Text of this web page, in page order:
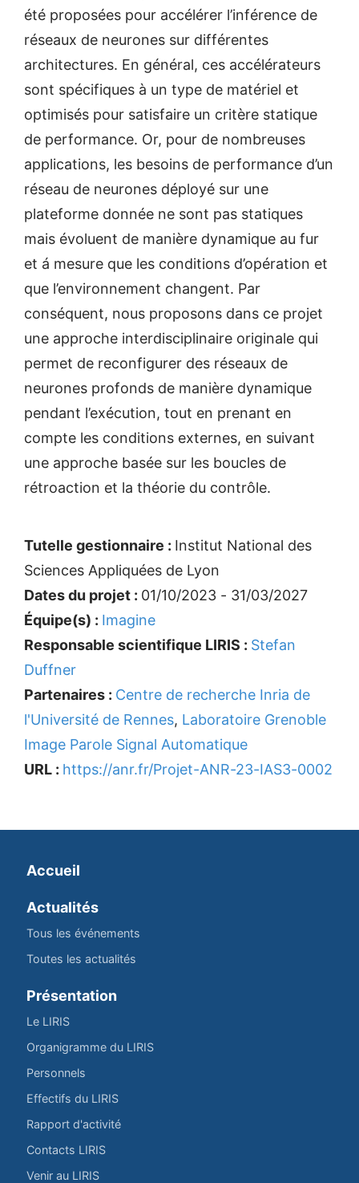
été proposées pour accélérer l’inférence de
réseaux de neurones sur différentes
architectures. En général, ces accélérateurs
sont spécifiques à un type de matériel et
optimisés pour satisfaire un critère statique
de performance. Or, pour de nombreuses
applications, les besoins de performance d’un
réseau de neurones déployé sur une
plateforme donnée ne sont pas statiques
mais évoluent de manière dynamique au fur
et á mesure que les conditions d’opération et
que l’environnement changent. Par
conséquent, nous proposons dans ce projet
une approche interdisciplinaire originale qui
permet de reconfigurer des réseaux de
neurones profonds de manière dynamique
pendant l’exécution, tout en prenant en
compte les conditions externes, en suivant
une approche basée sur les boucles de
rétroaction et la théorie du contrôle.
Tutelle gestionnaire : Institut National des
Sciences Appliquées de Lyon
Dates du projet : 01/10/2023 - 31/03/2027
Équipe(s) : Imagine
Responsable scientifique LIRIS : Stefan
Duffner
Partenaires : Centre de recherche Inria de
l'Université de Rennes, Laboratoire Grenoble
Image Parole Signal Automatique
URL : https://anr.fr/Projet-ANR-23-IAS3-0002
Accueil
Actualités
Tous les événements
Toutes les actualités
Présentation
Le LIRIS
Organigramme du LIRIS
Personnels
Effectifs du LIRIS
Rapport d'activité
Contacts LIRIS
Venir au LIRIS